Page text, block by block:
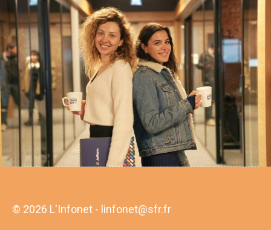
© 2026 L'Infonet - linfonet@sfr.fr